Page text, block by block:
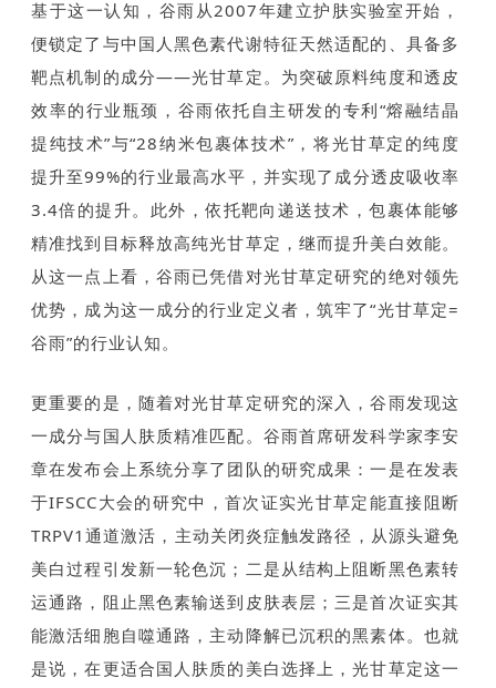
基于这一认知，谷雨从2007年建立护肤实验室开始，
便锁定了与中国人黑色素代谢特征天然适配的、具备多
靶点机制的成分——光甘草定。为突破原料纯度和透皮
效率的行业瓶颈，谷雨依托自主研发的专利“熔融结晶
提纯技术”与“28纳米包裹体技术”，将光甘草定的纯度
提升至99%的行业最高水平，并实现了成分透皮吸收率
3.4倍的提升。此外，依托靶向递送技术，包裹体能够
精准找到目标释放高纯光甘草定，继而提升美白效能。
从这一点上看，谷雨已凭借对光甘草定研究的绝对领先
优势，成为这一成分的行业定义者，筑牢了“光甘草定=
谷雨”的行业认知。
更重要的是，随着对光甘草定研究的深入，谷雨发现这
一成分与国人肤质精准匹配。谷雨首席研发科学家李安
章在发布会上系统分享了团队的研究成果：一是在发表
于IFSCC大会的研究中，首次证实光甘草定能直接阻断
TRPV1通道激活，主动关闭炎症触发路径，从源头避免
美白过程引发新一轮色沉；二是从结构上阻断黑色素转
运通路，阻止黑色素输送到皮肤表层；三是首次证实其
能激活细胞自噬通路，主动降解已沉积的黑素体。也就
是说，在更适合国人肤质的美白选择上，光甘草定这一